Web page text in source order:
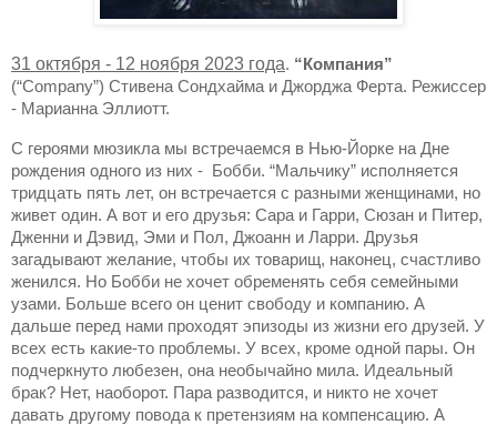
31 октября - 12 ноября 2023 года. “Компания”
(“Company”) Стивена Сондхайма и Джорджа Ферта. Режиссер
- Марианна Эллиотт.
С героями мюзикла мы встречаемся в Нью-Йорке на Дне
рождения одного из них -
Бобби. “Мальчику” исполняется
тридцать пять лет, он встречается с разными женщинами, но
живет один. А вот и его друзья: Сара и Гарри, Сюзан и Питер,
Дженни и Дэвид, Эми и Пол, Джоанн и Ларри. Друзья
загадывают желание, чтобы их товарищ, наконец, счастливо
женился. Но Бобби не хочет обременять себя семейными
узами. Больше всего он ценит свободу и компанию. А
дальше перед нами проходят эпизоды из жизни его друзей. У
всех есть какие-то проблемы. У всех, кроме одной пары. Он
подчеркнуто любезен, она необычайно мила. Идеальный
брак? Нет, наоборот. Пара разводится, и никто не хочет
давать другому повода к претензиям на компенсацию. А